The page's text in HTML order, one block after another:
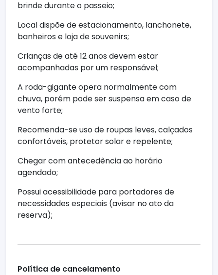
brinde durante o passeio;
Local dispõe de estacionamento, lanchonete,
banheiros e loja de souvenirs;
Crianças de até 12 anos devem estar
acompanhadas por um responsável;
A roda-gigante opera normalmente com
chuva, porém pode ser suspensa em caso de
vento forte;
Recomenda-se uso de roupas leves, calçados
confortáveis, protetor solar e repelente;
Chegar com antecedência ao horário
agendado;
Possui acessibilidade para portadores de
necessidades especiais (avisar no ato da
reserva);
Política de cancelamento